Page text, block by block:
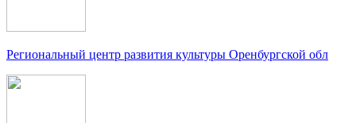
Региональный центр развития культуры Оренбургской обл